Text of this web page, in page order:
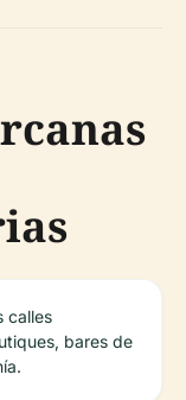
calles
bares de